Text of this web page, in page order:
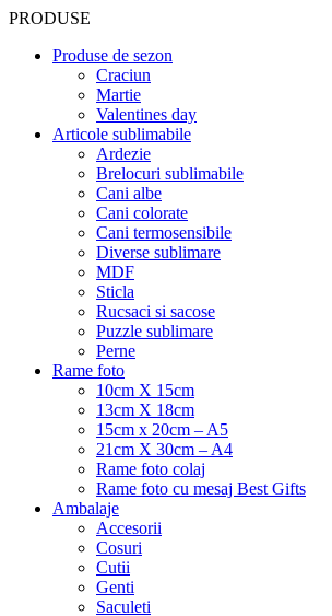
PRODUSE
Produse de sezon
Craciun
Martie
Valentines day
Articole sublimabile
Ardezie
Brelocuri sublimabile
Cani albe
Cani colorate
Cani termosensibile
Diverse sublimare
MDF
Sticla
Rucsaci si sacose
Puzzle sublimare
Perne
Rame foto
10cm X 15cm
13cm X 18cm
15cm x 20cm – A5
21cm X 30cm – A4
Rame foto colaj
Rame foto cu mesaj Best Gifts
Ambalaje
Accesorii
Cosuri
Cutii
Genti
Saculeti